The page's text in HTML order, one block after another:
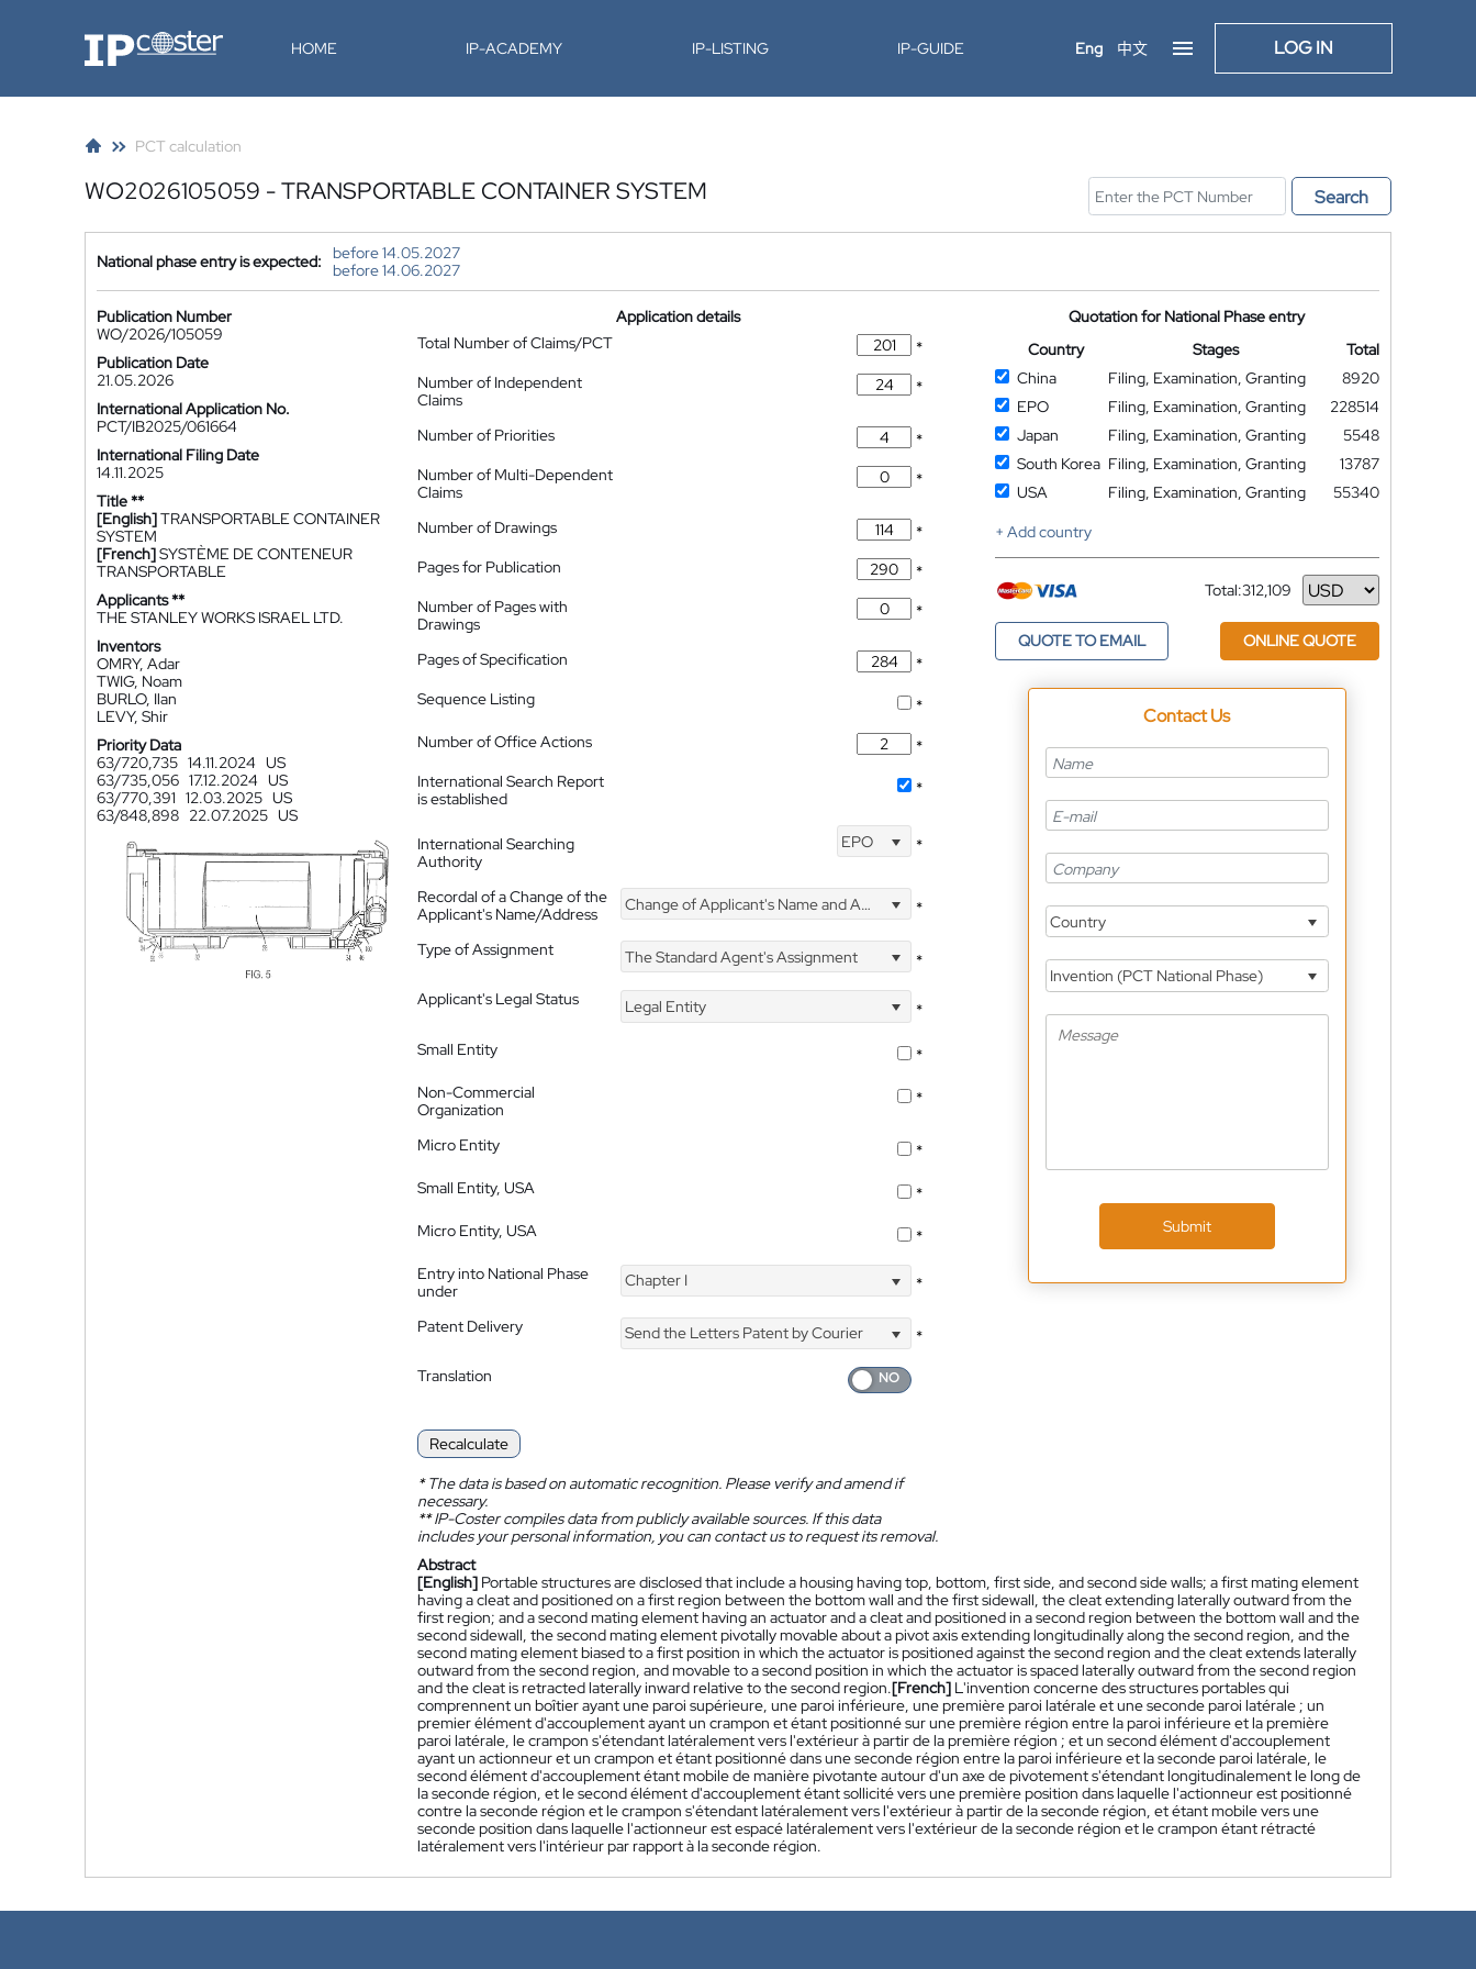
IP-Coster HOME IP-ACADEMY IP-LISTING IP-GUIDE Eng 中文 LOG IN
PCT calculation
WO2026105059 - TRANSPORTABLE CONTAINER SYSTEM Search
National phase entry is expected:
before 14.05.2027
before 14.06.2027
Publication Number
WO/2026/105059
Publication Date
21.05.2026
International Application No.
PCT/IB2025/061664
International Filing Date
14.11.2025
Title **
[English]TRANSPORTABLE CONTAINER
SYSTEM
[French]SYSTÈME DE CONTENEUR
TRANSPORTABLE
Applicants **
THE STANLEY WORKS ISRAEL LTD.
Inventors
OMRY, Adar
TWIG, Noam
BURLO, Ilan
LEVY, Shir
Priority Data
63/720,735 14.11.2024 US
63/735,056 17.12.2024 US
63/770,391 12.03.2025 US
63/848,898 22.07.2025 US
Application details
Total Number of Claims/PCT
*
Number of Independent
Claims
*
Number of Priorities
*
Number of Multi-Dependent
Claims
*
Number of Drawings
*
Pages for Publication
*
Number of Pages with
Drawings
*
Pages of Specification
*
Sequence Listing
*
Number of Office Actions
*
International Search Report
is established
*
International Searching
Authority
EPO *
Recordal of a Change of the
Applicant's Name/Address
Change of Applicant's Name and Address *
Type of Assignment The Standard Agent's Assignment
*
Applicant's Legal Status
Legal Entity
*
Small Entity
*
Non-Commercial
Organization
*
Micro Entity
*
Small Entity, USA
*
Micro Entity, USA
*
Entry into National Phase
under
Chapter I *
Patent Delivery Send the Letters Patent by Courier
*
Translation
Recalculate
*The data is based on automatic recognition. Please verify and amend if
necessary.
**IP-Coster compiles data from publicly available sources. If this data
includes your personal information, you can contact us to request its removal.
Quotation for National Phase entry
Country
Stages
Total
China
Filing, Examination, Granting
8920
EPO
Filing, Examination, Granting
228514
Japan
Filing, Examination, Granting
5548
South Korea Filing, Examination, Granting
13787
USA
Filing, Examination, Granting
55340
+ Add country
Total:312,109
Currency
QUOTE TO EMAIL ONLINE QUOTE
Contact Us
Country
Invention (PCT National Phase)
Submit
Abstract
[English] Portable structures are disclosed that include a housing having top, bottom, first side, and second side walls; a first mating element
having a cleat and positioned on a first region between the bottom wall and the first sidewall, the cleat extending laterally outward from the
first region; and a second mating element having an actuator and a cleat and positioned in a second region between the bottom wall and the
second sidewall, the second mating element pivotally movable about a pivot axis extending longitudinally along the second region, and the
second mating element biased to a first position in which the actuator is positioned against the second region and the cleat extends laterally
outward from the second region, and movable to a second position in which the actuator is spaced laterally outward from the second region
and the cleat is retracted laterally inward relative to the second region.[French] L'invention concerne des structures portables qui
comprennent un boîtier ayant une paroi supérieure, une paroi inférieure, une première paroi latérale et une seconde paroi latérale ; un
premier élément d'accouplement ayant un crampon et étant positionné sur une première région entre la paroi inférieure et la première
paroi latérale, le crampon s'étendant latéralement vers l'extérieur à partir de la première région ; et un second élément d'accouplement
ayant un actionneur et un crampon et étant positionné dans une seconde région entre la paroi inférieure et la seconde paroi latérale, le
second élément d'accouplement étant mobile de manière pivotante autour d'un axe de pivotement s'étendant longitudinalement le long de
la seconde région, et le second élément d'accouplement étant sollicité vers une première position dans laquelle l'actionneur est positionné
contre la seconde région et le crampon s'étendant latéralement vers l'extérieur à partir de la seconde région, et étant mobile vers une
seconde position dans laquelle l'actionneur est espacé latéralement vers l'extérieur de la seconde région et le crampon étant rétracté
latéralement vers l'intérieur par rapport à la seconde région.